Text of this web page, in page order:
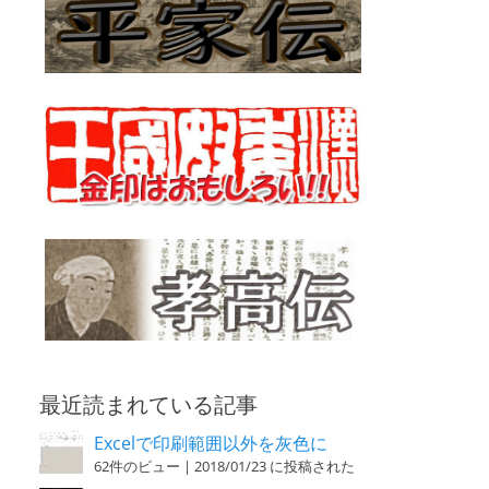
最近読まれている記事
Excelで印刷範囲以外を灰色に
62件のビュー | 2018/01/23 に投稿された